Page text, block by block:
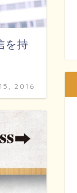
を持
2016